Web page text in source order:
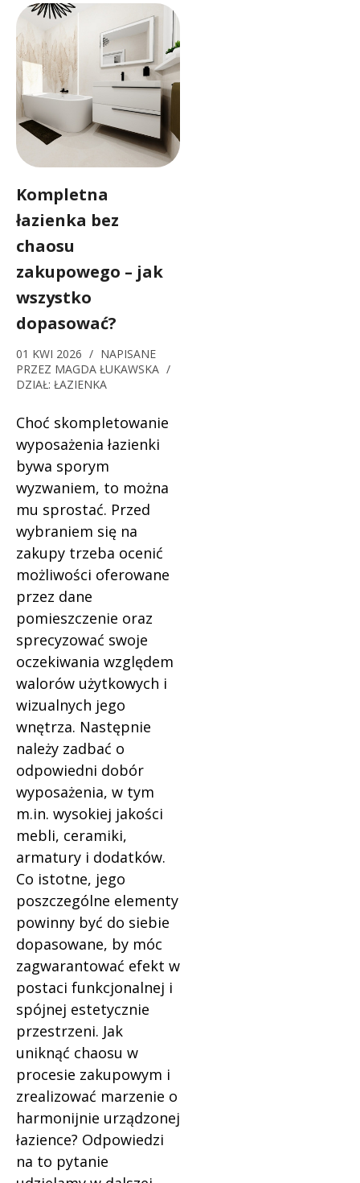
Kompletna
łazienka bez
chaosu
zakupowego – jak
wszystko
dopasować?
01 KWI 2026 / NAPISANE
PRZEZ MAGDA ŁUKAWSKA /
DZIAŁ: ŁAZIENKA
Choć skompletowanie
wyposażenia łazienki
bywa sporym
wyzwaniem, to można
mu sprostać. Przed
wybraniem się na
zakupy trzeba ocenić
możliwości oferowane
przez dane
pomieszczenie oraz
sprecyzować swoje
oczekiwania względem
walorów użytkowych i
wizualnych jego
wnętrza. Następnie
należy zadbać o
odpowiedni dobór
wyposażenia, w tym
m.in. wysokiej jakości
mebli, ceramiki,
armatury i dodatków.
Co istotne, jego
poszczególne elementy
powinny być do siebie
dopasowane, by móc
zagwarantować efekt w
postaci funkcjonalnej i
spójnej estetycznie
przestrzeni. Jak
uniknąć chaosu w
procesie zakupowym i
zrealizować marzenie o
harmonijnie urządzonej
łazience? Odpowiedzi
na to pytanie